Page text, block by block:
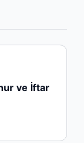
ve İftar